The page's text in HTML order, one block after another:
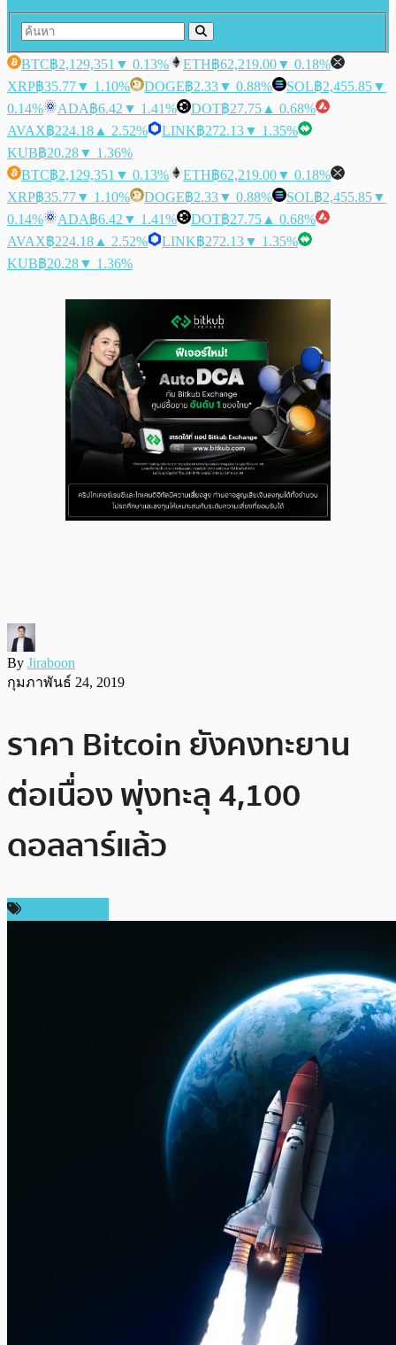
BTC฿2,129,351 ▼ 0.13% ETH฿62,219.00▼ 0.18%
XRP฿35.77▼ 1.10% DOGE฿2.33▼ 0.88% SOL฿2,455.85▼
0.14%
ADA฿6.42 ▼ 1.41% DOT฿27.75 ▲ 0.68%
AVAX฿224.18 ▲ 2.52% LINK฿272.13▼ 1.35%
KUB฿20.28▼ 1.36%
BTC฿2,129,351 ▼ 0.13% ETH฿62,219.00▼ 0.18%
XRP฿35.77▼ 1.10% DOGE฿2.33▼ 0.88% SOL฿2,455.85▼
0.14%
ADA฿6.42 ▼ 1.41% DOT฿27.75 ▲ 0.68%
AVAX฿224.18 ▲ 2.52% LINK฿272.13▼ 1.35%
KUB฿20.28▼ 1.36%
By Jiraboon
กุมภาพันธ์ 24, 2019
ราคา Bitcoin ยังคงทะยาน
ต่อเนื่อง พุ่งทะลุ 4,100
ดอลลาร์แล้ว